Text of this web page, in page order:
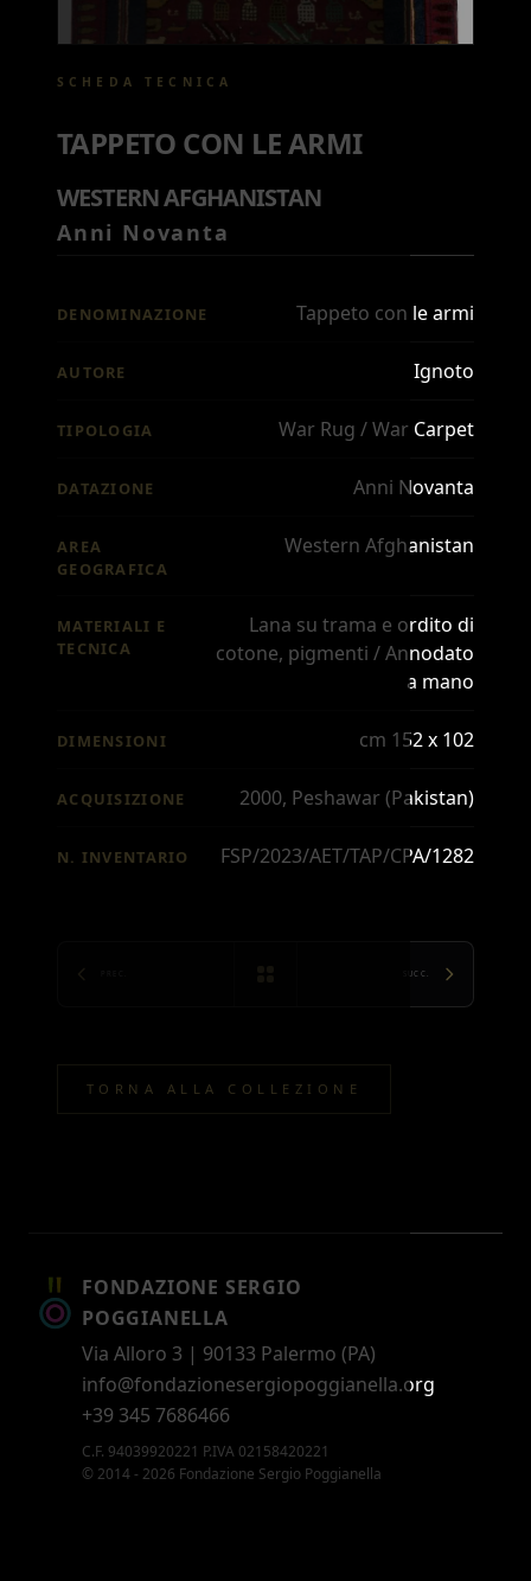
SCHEDA TECNICA
TAPPETO CON LE ARMI
WESTERN AFGHANISTAN
Anni Novanta
DENOMINAZIONE Tappeto con le armi
AUTORE Ignoto
TIPOLOGIA War Rug / War Carpet
DATAZIONE Anni Novanta
AREA
GEOGRAFICA
Western Afghanistan
MATERIALI E
TECNICA
Lana su trama e ordito di
cotone, pigmenti / Annodato
a mano
DIMENSIONI cm 152 x 102
ACQUISIZIONE 2000, Peshawar (Pakistan)
N. INVENTARIO FSP/2023/AET/TAP/CPA/1282
SUCC.
TORNA ALLA COLLEZIONE
FONDAZIONE SERGIO
POGGIANELLA
Via Alloro 3 | 90133 Palermo (PA)
info@fondazionesergiopoggianella.org
+39 345 7686466
C.F. 94039920221 P.IVA 02158420221
© 2014 - 2026 Fondazione Sergio Poggianella